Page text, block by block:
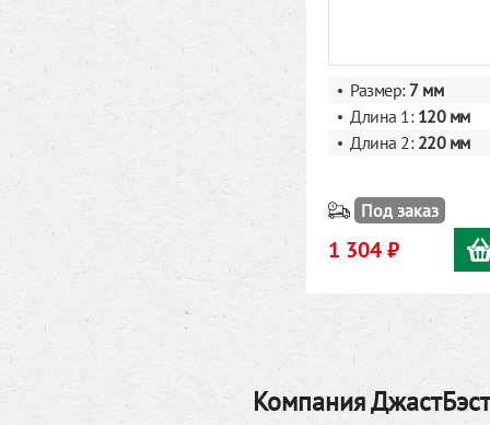
Размер: 7 мм
Длина 1: 120 мм
Длина 2: 220 мм
Под заказ
1 304 ₽
Компания